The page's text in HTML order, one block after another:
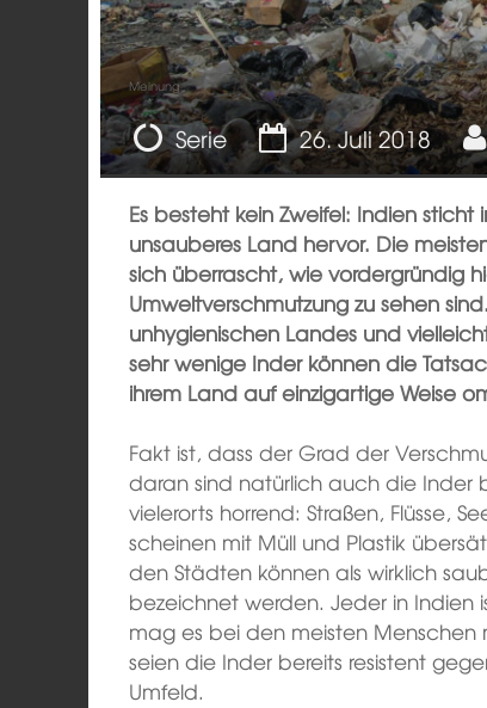
Meinung
Serie 26. Juli 2018
Es besteht kein Zweifel: Indien
unsauberes Land hervor. Die
sich überrascht, wie vordergründig
Umweltverschmutzung zu sehen
unhygienischen Landes und
sehr wenige Inder können die
ihrem Land auf einzigartige Weise
Fakt ist, dass der Grad der
daran sind natürlich auch die Inder
vielerorts horrend: Straßen, Flüsse,
scheinen mit Müll und Plastik
den Städten können als wirklich
bezeichnet werden. Jeder in Indien
mag es bei den meisten
seien die Inder bereits resistent
Umfeld.